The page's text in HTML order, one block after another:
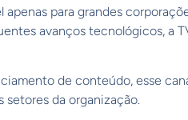
para grandes
avanços tecnológicos, a
de conteúdo, esse
setores da organização.